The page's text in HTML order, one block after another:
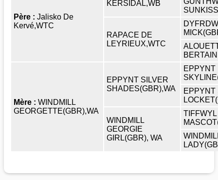
Père : Jalisko De
Kervé,WTC
KERSIDAL,WB
RAPACE DE
LEYRIEUX,WTC
Mère : WINDMILL
GEORGETTE(GBR),WA
EPPYNT SILVER
SHADES(GBR),WA
EPPYNT
EPPYNT
WINDMILL
GEORGIE
GIRL(GBR), WA
TIFFWYL